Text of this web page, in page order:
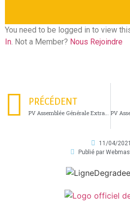
You need to be logged in to view
In . Not a Member? Nous Rejoindre
PRÉCÉDENT
PV Assemblée Générale Extraordinaire 2019
11/04/2021
Publié par